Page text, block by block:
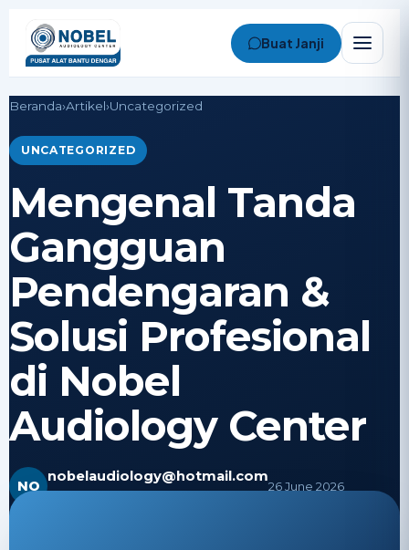
Buat Janji
Beranda›Artikel›Uncategorized
UNCATEGORIZED
Mengenal Tanda
Gangguan
Pendengaran &
Solusi Profesional
di Nobel
Audiology Center
NO
nobelaudiology@hotmail.com
26 June 2026
· 3 menit baca
Nobel Assistant
Online • Biasanya balas cepat